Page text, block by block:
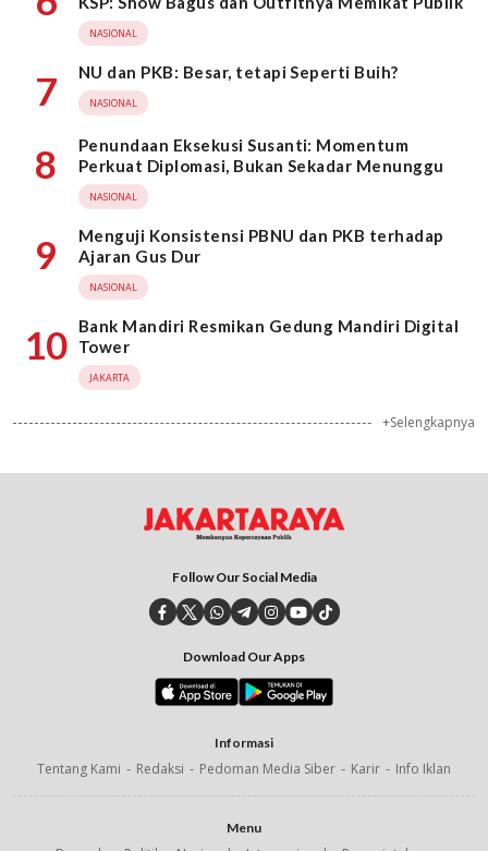
NASIONAL
7 NU dan PKB: Besar, tetapi Seperti Buih?
NASIONAL
8
Penundaan Eksekusi Susanti: Momentum
Perkuat Diplomasi, Bukan Sekadar Menunggu
NASIONAL
9
Menguji Konsistensi PBNU dan PKB terhadap
Ajaran Gus Dur
NASIONAL
10
Bank Mandiri Resmikan Gedung Mandiri Digital
Tower
JAKARTA
+Selengkapnya
Follow Our Social Media
Download Our Apps
Informasi
Tentang Kami Redaksi Pedoman Media Siber Karir Info Iklan
Menu